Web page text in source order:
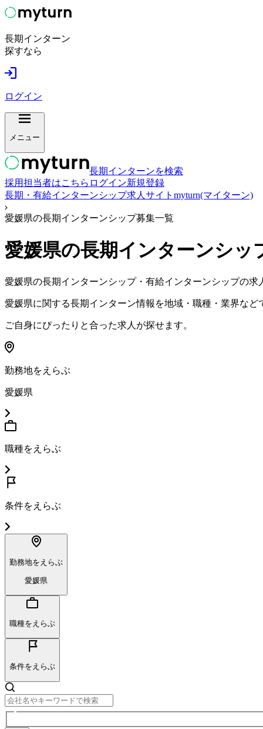
長期インターン
探すなら
ログイン
メニュー
長期インターンを検索
採用担当者はこちら ログイン新規登録
長期・有給インターンシップ求人サイトmyturn(マイターン)
愛媛県の長期インターンシップ募集一覧
愛媛県の長期インターンシッ
愛媛県の長期インターンシップ・有給インターンシップの求
愛媛県に関する長期インターン情報を地域・職種・業界など
ご自身にぴったりと合った求人が探せます。
勤務地をえらぶ
愛媛県
職種をえらぶ
条件をえらぶ
勤務地をえらぶ
愛媛県
職種をえらぶ
条件をえらぶ